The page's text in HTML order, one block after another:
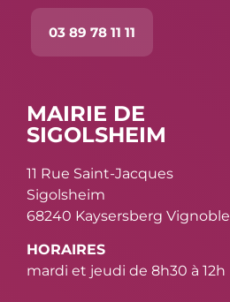
03 89 78 11 11
MAIRIE DE
SIGOLSHEIM
11 Rue Saint-Jacques
Sigolsheim
68240 Kaysersberg Vignoble
HORAIRES
mardi et jeudi de 8h30 à 12h